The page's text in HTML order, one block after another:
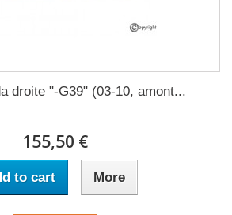
droite "-G39" (03-10, amont...
155,50 €
to cart More